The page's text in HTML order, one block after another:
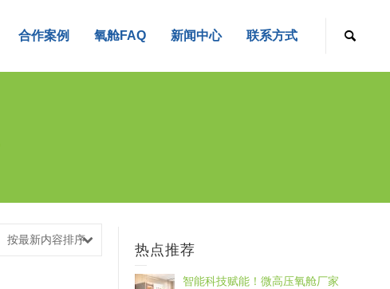
合作案例 氧舱FAQ 新闻中心 联系方式
按最新内容排序
热点推荐
智能科技赋能！微高压氧舱厂家